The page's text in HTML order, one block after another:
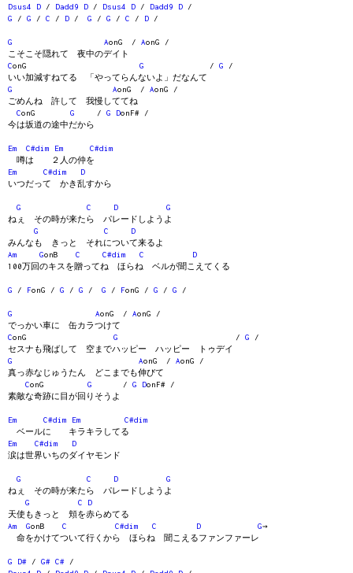
Dsus4
D / Dadd9 D / Dsus4 D / Dadd9 D /
G / G / C / D / G / G / C / D /
G AonG / AonG /
こそこそ隠れて 夜中のデイト
ConG G / G /
いい加減すねてる 「やってらんないよ」だなんて
G
AonG / AonG /
ごめんね 許して 我慢しててね
ConG G / G DonF# /
今は坂道の途中だから
Em C#dim Em
C#dim
噂は ２人の仲を
Em
C#dim
D
いつだって かき乱すから
G C D
G
ねぇ その時が来たら パレードしようよ
G
C
D
みんなも きっと それについて来るよ
Am
GonB C C#dim C
D
100万回のキスを贈ってね ほらね ベルが聞こえてくる
G / FonG / G / G / G / FonG / G / G /
G AonG / AonG /
でっかい車に 缶カラつけて
ConG G / G /
セスナも飛ばして 空までハッピー ハッピー トゥデイ
G
AonG / AonG /
真っ赤なじゅうたん どこまでも伸びて
ConG G / G DonF# /
素敵な奇跡に目が回りそうよ
Em C#dim Em
C#dim
ベールに キラキラしてる
Em
C#dim
D
涙は世界いちのダイヤモンド
G C D
G
ねぇ その時が来たら パレードしようよ
G
C
D
天使もきっと 頬を赤らめてる
Am
GonB C C#dim C D G→
命をかけてついて行くから ほらね 聞こえるファンファーレ
G D# / G# C# /